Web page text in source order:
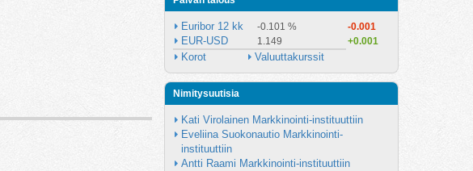
Euribor 12 kk -0.101 % -0.001
EUR-USD 1.149 +0.001
Korot Valuuttakurssit
Nimitysuutisia
Kati Virolainen Markkinointi-instituuttiin
Eveliina Suokonautio Markkinointi-
instituuttiin
Antti Raami Markkinointi-instituuttiin